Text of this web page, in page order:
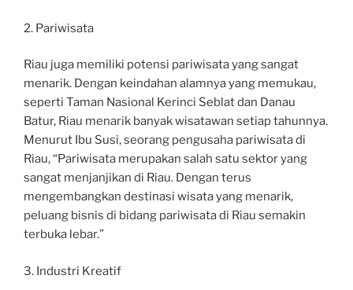
2. Pariwisata
Riau juga memiliki potensi pariwisata yang sangat
menarik. Dengan keindahan alamnya yang memukau,
seperti Taman Nasional Kerinci Seblat dan Danau
Batur, Riau menarik banyak wisatawan setiap tahunnya.
Menurut Ibu Susi, seorang pengusaha pariwisata di
Riau, “Pariwisata merupakan salah satu sektor yang
sangat menjanjikan di Riau. Dengan terus
mengembangkan destinasi wisata yang menarik,
peluang bisnis di bidang pariwisata di Riau semakin
terbuka lebar.”
3. Industri Kreatif